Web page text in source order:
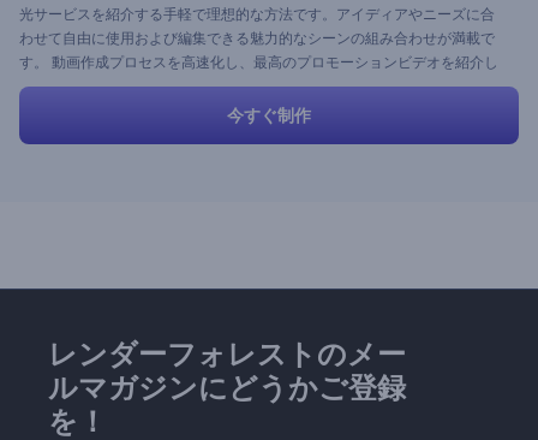
光サービスを紹介する手軽で理想的な方法です。アイディアやニーズに合
わせて自由に使用および編集できる魅力的なシーンの組み合わせが満載で
す。 動画作成プロセスを高速化し、最高のプロモーションビデオを紹介し
ましょう。
今すぐ制作
レンダーフォレストのメー
ルマガジンにどうかご登録
を！